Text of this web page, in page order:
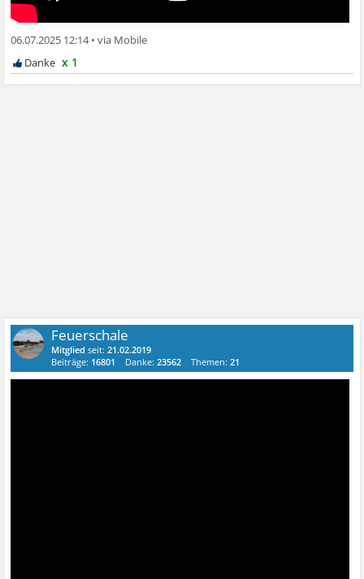
06.07.2025 12:14•
x 1
Feuerschale
Mitglied seit:21.02.2019
Beiträge: 16801 Danke:23562 Themen:21